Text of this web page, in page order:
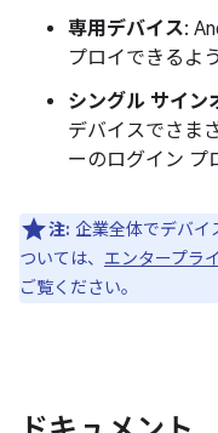
専用デバイス:
プロイできるよ
シングル サイン
デバイスでさま
ーのログイン プ
注: 企業全体でデバイ
ついては、 エンタープラ
ご覧ください。